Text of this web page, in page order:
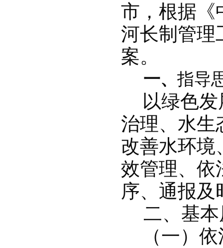
市，根据《
河长制管理
案。
一、 指导
以绿色
治理、水生
改善水环境
效管理、依
序、通报及
二、基
（一）